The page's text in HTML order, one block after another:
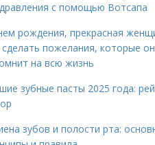
с помощью Вотсапа
рождения, прекрасная
сделать пожелания, которые
на всю жизнь
зубные пасты 2025 года:
зубов и полости рта: